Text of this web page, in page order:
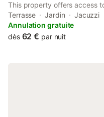
This property offers access
parking. The property is non-
from Jean Lebas Train Station.
Terrasse Jardin
Jacuzzi
Annulation gratuite
dès 62 € par nuit